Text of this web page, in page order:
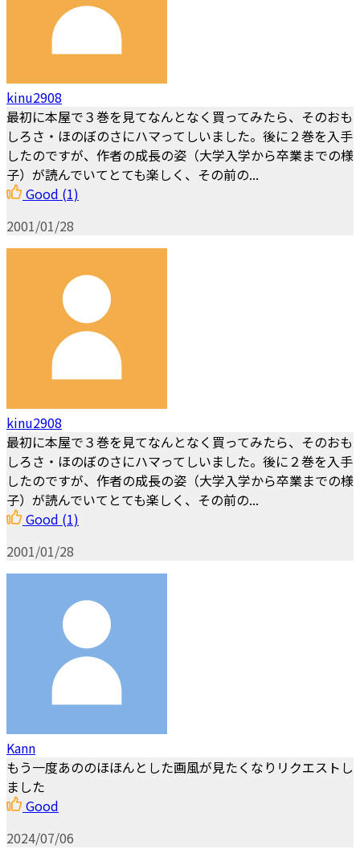
kinu2908
最初に本屋で３巻を見てなんとなく買ってみたら、そのおも
しろさ・ほのぼのさにハマってしいました。後に２巻を入手
したのですが、作者の成長の姿（大学入学から卒業までの様
子）が読んでいてとても楽しく、その前の...
Good (1)
2001/01/28
kinu2908
最初に本屋で３巻を見てなんとなく買ってみたら、そのおも
しろさ・ほのぼのさにハマってしいました。後に２巻を入手
したのですが、作者の成長の姿（大学入学から卒業までの様
子）が読んでいてとても楽しく、その前の...
Good (1)
2001/01/28
Kann
もう一度あののほほんとした画風が見たくなりリクエストし
ました
Good
2024/07/06